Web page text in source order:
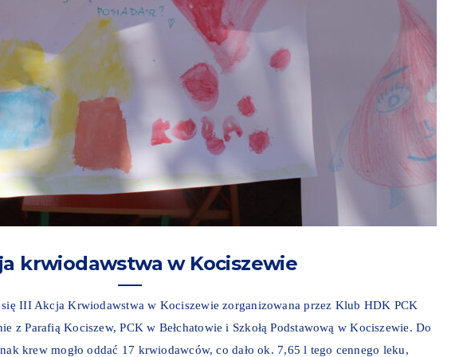
krwiodawstwa w Kociszewie
III Akcja Krwiodawstwa w Kociszewie zorganizowana przez Klub HDK PCK
z Parafią Kociszew, PCK w Bełchatowie i Szkołą Podstawową w Kociszewie. Do
krew mogło oddać 17 krwiodawców, co dało ok. 7,65 l tego cennego leku,